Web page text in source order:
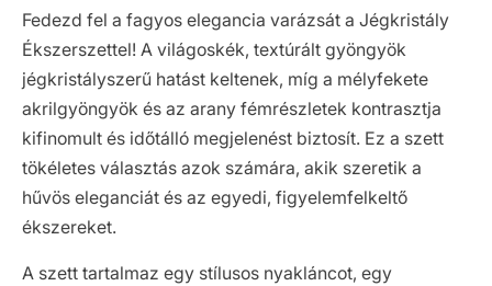
Fedezd fel a fagyos elegancia varázsát a Jégkristály
Ékszerszettel! A világoskék, textúrált gyöngyök
jégkristályszerű hatást keltenek, míg a mélyfekete
akrilgyöngyök és az arany fémrészletek kontrasztja
kifinomult és időtálló megjelenést biztosít. Ez a szett
tökéletes választás azok számára, akik szeretik a
hűvös eleganciát és az egyedi, figyelemfelkeltő
ékszereket.
A szett tartalmaz egy stílusos nyakláncot, egy